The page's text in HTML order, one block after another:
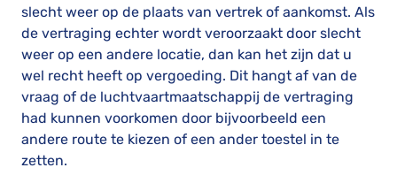
slecht weer op de plaats van vertrek of aankomst. Als
de vertraging echter wordt veroorzaakt door slecht
weer op een andere locatie, dan kan het zijn dat u
wel recht heeft op vergoeding. Dit hangt af van de
vraag of de luchtvaartmaatschappij de vertraging
had kunnen voorkomen door bijvoorbeeld een
andere route te kiezen of een ander toestel in te
zetten.